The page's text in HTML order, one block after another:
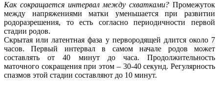
Как сокращается интервал между схватками? Промежуток
между напряжениями матки уменьшается при развитии
родоразрешения, то есть согласно периодичности первой
стадии родов.
Скрытая или латентная фаза у первородящей длится около 7
часов. Первый интервал в самом начале родов может
составлять от 40 минут до часа. Продолжительность
маточного сокращения при этом – 30-40 секунд. Регулярность
спазмов этой стадии составляют до 10 минут.